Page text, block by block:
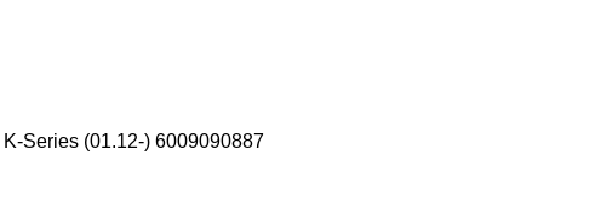
Series (01.12-) 6009090887